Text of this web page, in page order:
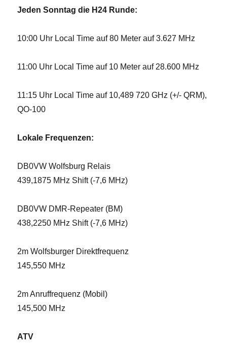
Jeden Sonntag die H24 Runde:
10:00 Uhr Local Time auf 80 Meter auf 3.627 MHz
11:00 Uhr Local Time auf 10 Meter auf 28.600 MHz
11:15 Uhr Local Time auf 10,489 720 GHz (+/- QRM),
QO-100
Lokale Frequenzen:
DB0VW Wolfsburg Relais
439,1875 MHz Shift (-7,6 MHz)
DB0VW DMR-Repeater (BM)
438,2250 MHz Shift (-7,6 MHz)
2m Wolfsburger Direktfrequenz
145,550 MHz
2m Anruffrequenz (Mobil)
145,500 MHz
ATV